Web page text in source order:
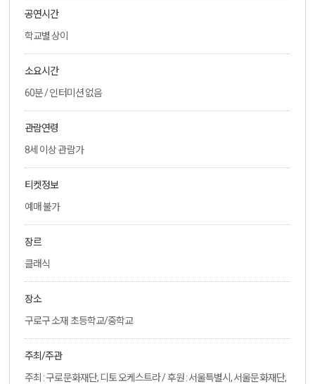
공연시간
학교별 상이
소요시간
60분 / 인터미션 없음
관람연령
8세 이상 관람가
티켓정보
예매 불가
장르
클래식
장소
구로구 소재 초등학교/중학교
주최/주관
주최 : 구로문화재단, 디토 오케스트라 / 후원 : 서울특별시, 서울문화재단,